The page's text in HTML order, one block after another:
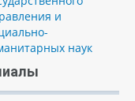
и
наук